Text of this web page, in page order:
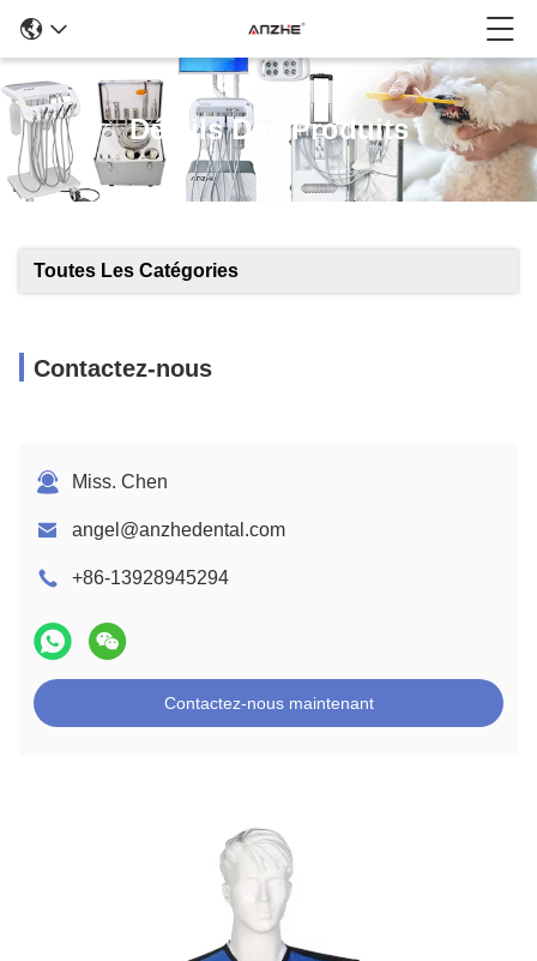
Détails Des Produits
Toutes Les Catégories
Contactez-nous
Miss. Chen
angel@anzhedental.com
+86-13928945294
Contactez-nous maintenant